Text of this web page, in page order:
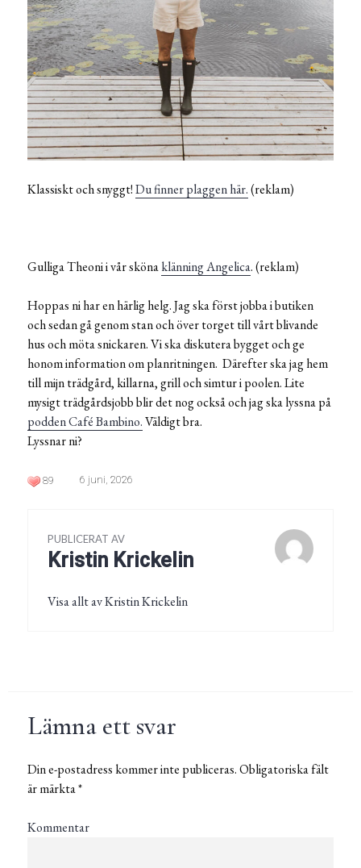
Klassiskt och snyggt!Du finner plaggen här.(reklam)
Gulliga Theoni i vår skönaklänning Angelica. (reklam)
Hoppas ni har en härlig helg. Jag ska först jobba i butiken
och sedan gå genom stan och över torget till vårt blivande
hus och möta snickaren. Vi ska diskutera bygget och ge
honom information om planritningen. Därefter ska jag hem
till mijn trädgård, killarna, grill och simtur i poolen. Lite
mysigt trädgårdsjobb blir det nog också och jag ska lyssna på
podden Café Bambino.Väldigt bra.
Lyssnar ni?
89 6 juni, 2026
PUBLICERAT AV
Kristin Krickelin
Visa allt av Kristin Krickelin
Lämna ett svar
Din e-postadress kommer inte publiceras.Obligatoriska fält
är märkta*
Kommentar